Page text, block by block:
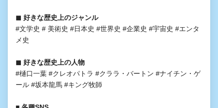
◼︎ 好きな歴史上のジャンル
#文学史 # 美術史 #日本史 #世界史 #企業史 #宇宙史 #エンタ
メ史
◼︎ 好きな歴史上の人物
#樋口一葉 #クレオパトラ #クララ・バートン #ナイチン・ゲ
ール #坂本龍馬 #キング牧師